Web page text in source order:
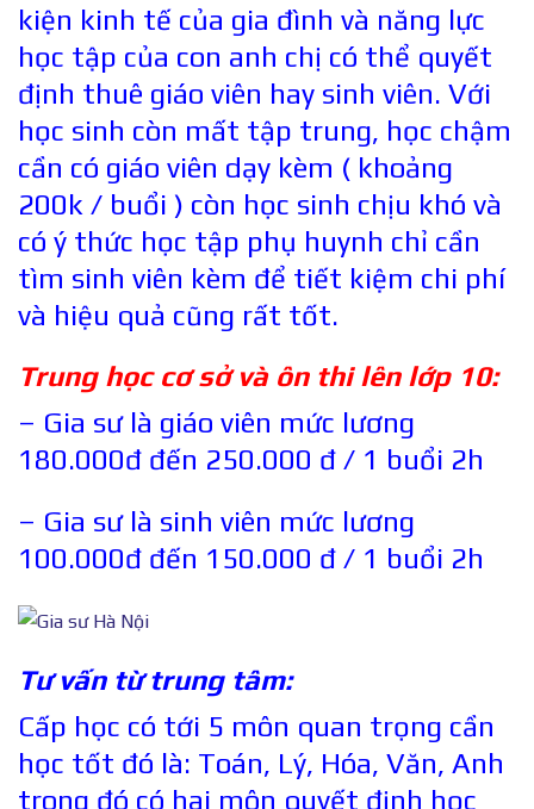
kiện kinh tế của gia đình và năng lực
học tập của con anh chị có thể quyết
định thuê giáo viên hay sinh viên. Với
học sinh còn mất tập trung, học chậm
cần có giáo viên dạy kèm ( khoảng
200k / buổi ) còn học sinh chịu khó và
có ý thức học tập phụ huynh chỉ cần
tìm sinh viên kèm để tiết kiệm chi phí
và hiệu quả cũng rất tốt.
Trung học cơ sở và ôn thi lên lớp 10:
– Gia sư là giáo viên mức lương
180.000đ đến 250.000 đ / 1 buổi 2h
– Gia sư là sinh viên mức lương
100.000đ đến 150.000 đ / 1 buổi 2h
Tư vấn từ trung tâm:
Cấp học có tới 5 môn quan trọng cần
học tốt đó là: Toán, Lý, Hóa, Văn, Anh
trong đó có hai môn quyết định học